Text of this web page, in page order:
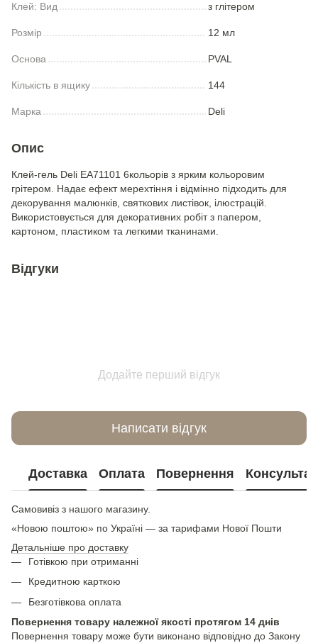
Клей: Вид з глітером
Розмір 12 мл
Основа PVAL
Кількість в ящику 144
Марка Deli
Опис
Клей-гель Deli EA71101 6кольорів з ярким кольоровим
грітером. Надає ефект мерехтіння і відмінно підходить для
декорування малюнків, святкових листівок, ілюстрацій.
Використовується для декоративних робіт з папером,
картоном, пластиком та легкими тканинами.
Відгуки
Додайте перший відгук
Написати відгук
Доставка Оплата Повернення
Самовивіз з нашого магазину.
«Новою поштою» по Україні — за тарифами Нової Пошти
Детальніше про доставку
Готівкою при отриманні
Кредитною карткою
Безготівкова оплата
Повернення товару належної якості протягом 14 днів
Повернення товару може бути виконано відповідно до Закону